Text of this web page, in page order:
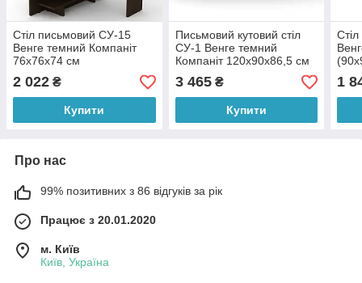
Стіл письмовий СУ-15
Венге темний Компаніт
76х76х74 см
2 022 ₴
Купити
Письмовий кутовий стіл
СУ-1 Венге темний
Компаніт 120х90х86,5 см
3 465₴
Купити
1
Про нас
99% позитивних з 86 відгуків за рік
Працює з 20.01.2020
м. Київ
Київ, Україна